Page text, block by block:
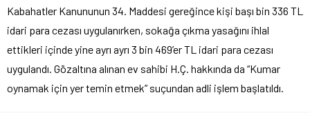
Kabahatler Kanununun 34. Maddesi gereğince kişi başı bin 336 TL
idari para cezası uygulanırken, sokağa çıkma yasağını ihlal
ettikleri içinde yine ayrı ayrı 3 bin 469’er TL idari para cezası
uygulandı. Gözaltına alınan ev sahibi H.Ç. hakkında da “Kumar
oynamak için yer temin etmek” suçundan adli işlem başlatıldı.